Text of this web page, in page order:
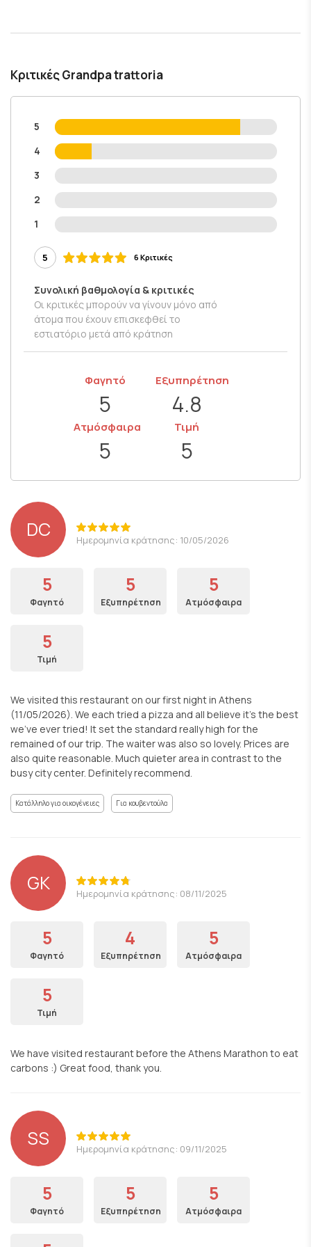
Κριτικές Grandpa trattoria
5
4
3
2
1
5 6 Κριτικές
Συνολική βαθμολογία & κριτικές
Οι κριτικές μπορούν να γίνουν μόνο από
άτομα που έχουν επισκεφθεί το
εστιατόριο μετά από κράτηση
Φαγητό
5
Εξυπηρέτηση
4.8
Ατμόσφαιρα
5
Τιμή
5
DC Ημερομηνία κράτησης: 10/05/2026
5
Φαγητό
5
Εξυπηρέτηση
5
Ατμόσφαιρα
5
Τιμή
We visited this restaurant on our first night in Athens
(11/05/2026). We each tried a pizza and all believe it's the best
we've ever tried! It set the standard really high for the
remained of our trip. The waiter was also so lovely. Prices are
also quite reasonable. Much quieter area in contrast to the
busy city center. Definitely recommend.
Κατάλληλο για οικογένειες Για κουβεντούλα
GK Ημερομηνία κράτησης: 08/11/2025
5
Φαγητό
4
Εξυπηρέτηση
5
Ατμόσφαιρα
5
Τιμή
We have visited restaurant before the Athens Marathon to eat
carbons :) Great food, thank you.
SS Ημερομηνία κράτησης: 09/11/2025
5
Φαγητό
5
Εξυπηρέτηση
5
Ατμόσφαιρα